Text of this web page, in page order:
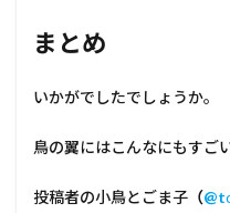
まとめ
いかがでしたでしょうか。
鳥の翼にはこんなにもすご
投稿者の小鳥とごま子 （@t